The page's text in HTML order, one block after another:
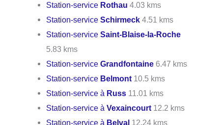
Station-service Rothau 4.03 kms
Station-serviceSchirmeck 4.51 kms
Station-serviceSaint-Blaise-la-Roche
5.83 kms
Station-serviceGrandfontaine 6.47 kms
Station-service Belmont 10.5 kms
Station-service à Russ 11.01 kms
Station-service àVexaincourt 12.2 kms
Station-service à Belval 12.24 kms